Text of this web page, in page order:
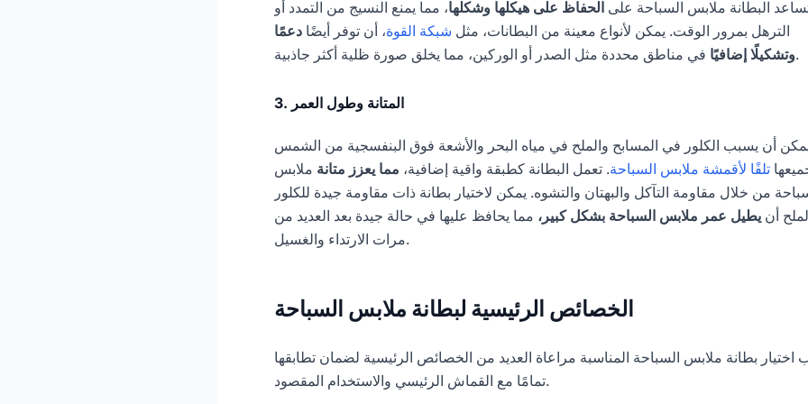
البطانة ملابس السباحة على الحفاظ على هيكلها وشكلها، مما يمنع النسيج من التمدد أو
الترهل بمرور الوقت. يمكن لأنواع معينة من البطانات، مثل شبكة القوة، أن توفر أيضًا دعمًا
وتشكيلًا إضافيًافي مناطق محددة مثل الصدر أو الوركين، مما يخلق صورة ظلية أكثر جاذبية.
3. المتانة وطول العمر
أن يسبب الكلور في المسابح والملح في مياه البحر والأشعة فوق البنفسجية من الشمس
تلفًا لأقمشة ملابس السباحة. تعمل البطانة كطبقة واقية إضافية، مما يعزز متانة ملابس
من خلال مقاومة التآكل والبهتان والتشوه. يمكن لاختيار بطانة ذات مقاومة جيدة للكلور
أن يطيل عمر ملابس السباحة بشكل كبير، مما يحافظ عليها في حالة جيدة بعد العديد من
مرات الارتداء والغسيل.
الخصائص الرئيسية لبطانة ملابس السباحة
اختيار بطانة ملابس السباحة المناسبة مراعاة العديد من الخصائص الرئيسية لضمان تطابقها
تمامًا مع القماش الرئيسي والاستخدام المقصود.